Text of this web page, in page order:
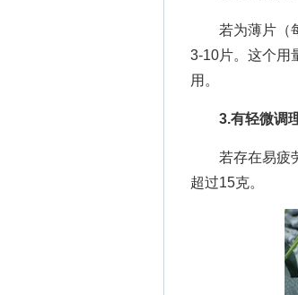
若为薄片（每
3-10片。这个用
用。
3.有轻微调
若存在易疲劳
超过15克。